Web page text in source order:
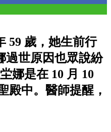
59 歲，她生前行
過世原因也眾說紛
娜是在 10 ⽉ 10
殿中。醫師提醒，